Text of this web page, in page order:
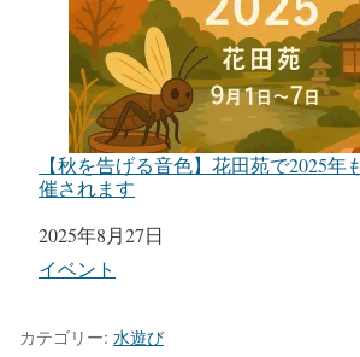
【秋を告げる音色】花田苑で2025年
催されます
日付
2025年8月27日
関連理由
イベント
カテゴリー: 水遊び